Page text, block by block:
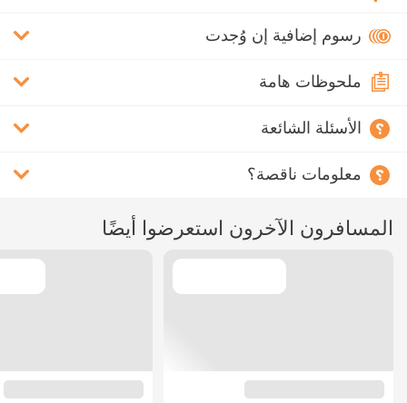
رسوم إضافية إن وُجدت
ملحوظات هامة
الأسئلة الشائعة
معلومات ناقصة؟
المسافرون الآخرون استعرضوا أيضًا